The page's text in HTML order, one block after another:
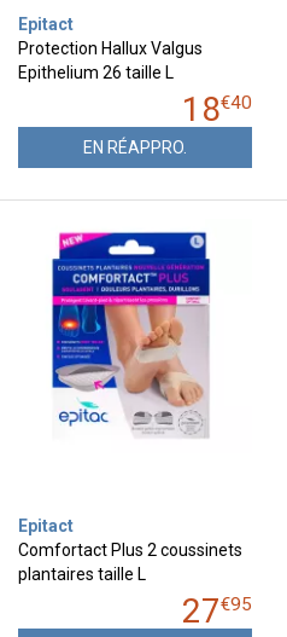
Epitact
Protection Hallux Valgus
Epithelium 26 taille L
18€40
EN RÉAPPRO.
Epitact
Comfortact Plus 2 coussinets
plantaires taille L
27€95